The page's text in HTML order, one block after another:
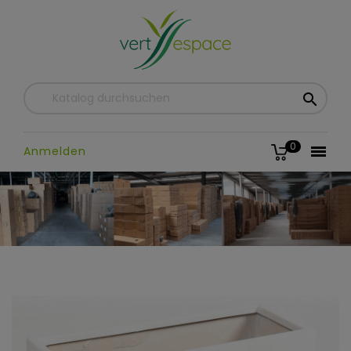


0
Anmelden